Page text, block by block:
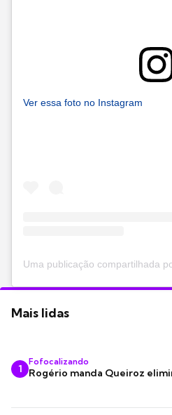
Ver essa foto no Instagram
Mais lidas
1
Fofocalizando
Rogério manda Queiroz